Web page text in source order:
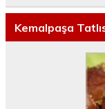
Kemalpaşa